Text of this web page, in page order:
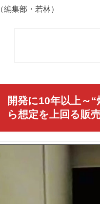
（編集部・若林）
開発に10年以上～
ら想定を上回る販